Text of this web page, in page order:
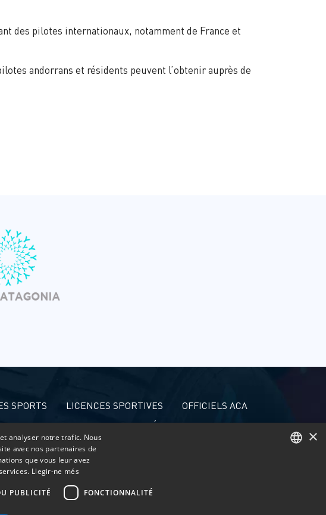
des pilotes internationaux, notamment de France et
andorrans et résidents peuvent l’obtenir auprès de
SPORTS LICENCES SPORTIVES
OFFICIELS ACA
ACCRÉDITATIONS DE PRESSE
×
analyser notre trafic. Nous
avec nos partenaires de
que vous leur avez
Llegir-ne més
PUBLICITÉ FONCTIONNALITÉ